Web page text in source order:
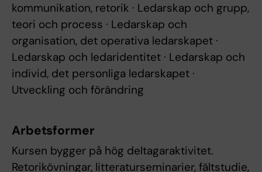
kommunikation, retorik · Ledarskap och grupp,
teori och process · Ledarskap och
organisation, det operativa ledarskapet ·
Ledarskap och ledaridentitet · Ledarskap och
individ, det personliga ledarskapet ·
Utveckling och förändring
Arbetsformer
Kursen bygger på hög deltagaraktivitet.
Retorikövningar, litteraturseminarier, fältstudie,